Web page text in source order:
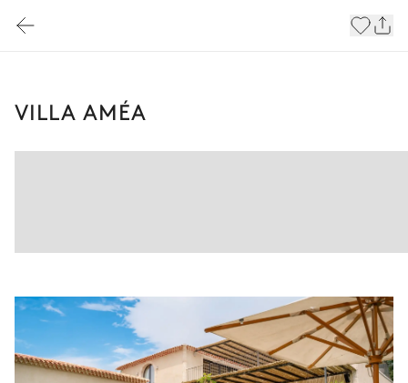
VILLA AMÉA